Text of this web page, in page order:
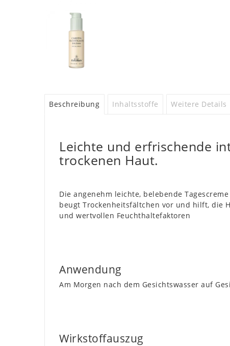
Beschreibung Inhaltsstoffe Weitere Details
Leichte und erfrischende
trockenen Haut.
Die angenehm leichte, belebende Tagescreme
beugt Trockenheitsfältchen vor und hilft, die
und wertvollen Feuchthaltefaktoren
Anwendung
Am Morgen nach dem Gesichtswasser auf
Wirkstoffauszug